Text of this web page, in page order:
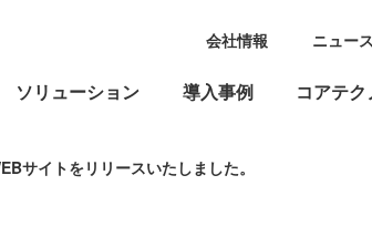
ソリューション 導入事例 コアテ
会社情報 ニュー
サイトをリリースいたしました。